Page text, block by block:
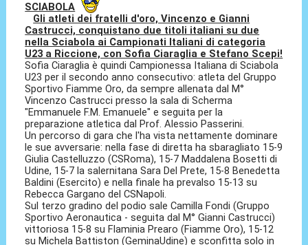
SCIABOLA
Gli atleti dei fratelli d'oro, Vincenzo e Gianni
Castrucci, conquistano due titoli italiani su due
nella Sciabola ai Campionati Italiani di categoria
U23 a Riccione, con Sofia Ciaraglia e Stefano Scepi!
Sofia Ciaraglia è quindi Campionessa Italiana di Sciabola
U23 per il secondo anno consecutivo: atleta del Gruppo
Sportivo Fiamme Oro, da sempre allenata dal M°
Vincenzo Castrucci presso la sala di Scherma
"Emmanuele F.M. Emanuele" e seguita per la
preparazione atletica dal Prof. Alessio Passerini.
Un percorso di gara che l'ha vista nettamente dominare
le sue avversarie: nella fase di diretta ha sbaragliato 15-9
Giulia Castelluzzo (CSRoma), 15-7 Maddalena Bosetti di
Udine, 15-7 la salernitana Sara Del Prete, 15-8 Benedetta
Baldini (Esercito) e nella finale ha prevalso 15-13 su
Rebecca Gargano del CSNapoli.
Sul terzo gradino del podio sale Camilla Fondi (Gruppo
Sportivo Aeronautica - seguita dal M° Gianni Castrucci)
vittoriosa 15-8 su Flaminia Prearo (Fiamme Oro), 15-12
su Michela Battiston (GeminaUdine) e sconfitta solo in